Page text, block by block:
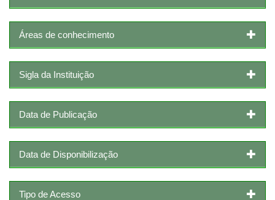
Áreas de conhecimento
Sigla da Instituição
Data de Publicação
Data de Disponibilização
Tipo de Acesso